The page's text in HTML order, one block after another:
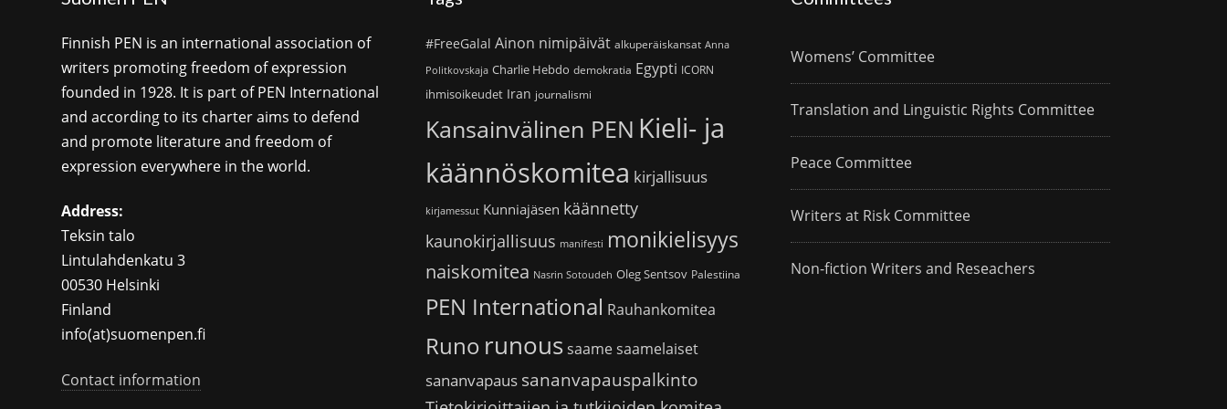
Finnish PEN is an international association of
writers promoting freedom of expression
founded in 1928. It is part of PEN International
and according to its charter aims to defend
and promote literature and freedom of
expression everywhere in the world.
Address:
Teksin talo
Lintulahdenkatu 3
00530 Helsinki
Finland
info(at)suomenpen.fi
Contact information
#FreeGalal Ainon nimipäivät alkuperäiskansat Anna
Politkovskaja Charlie Hebdo demokratia Egypti ICORN
ihmisoikeudet Iran journalismi
Kansainvälinen PEN Kieli- ja
käännöskomitea kirjallisuus
kirjamessut Kunniajäsen käännetty
kaunokirjallisuus manifesti monikielisyys
naiskomitea Nasrin Sotoudeh Oleg Sentsov Palestiina
PEN International Rauhankomitea
Runo runoussaamesaamelaiset
sananvapaus sananvapauspalkinto
Womens’ Committee
Translation and Linguistic Rights Committee
Peace Committee
Writers at Risk Committee
Non-fiction Writers and Reseachers